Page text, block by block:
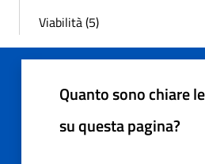
Viabilità (5)
Quanto sono chiare
su questa pagina?